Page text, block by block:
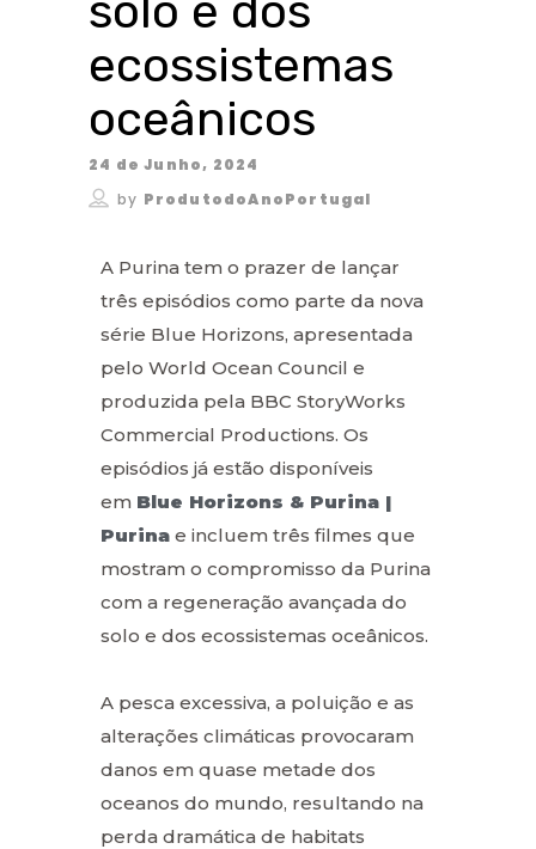
ecossistemas
oceânicos
24 de Junho, 2024
by ProdutodoAnoPortugal
A Purina tem o prazer de lançar
três episódios como parte da nova
série Blue Horizons, apresentada
pelo World Ocean Council e
produzida pela BBC StoryWorks
Commercial Productions. Os
episódios já estão disponíveis
em Blue Horizons & Purina |
Purina e incluem três filmes que
mostram o compromisso da Purina
com a regeneração avançada do
solo e dos ecossistemas oceânicos.
A pesca excessiva, a poluição e as
alterações climáticas provocaram
danos em quase metade dos
oceanos do mundo, resultando na
perda dramática de habitats